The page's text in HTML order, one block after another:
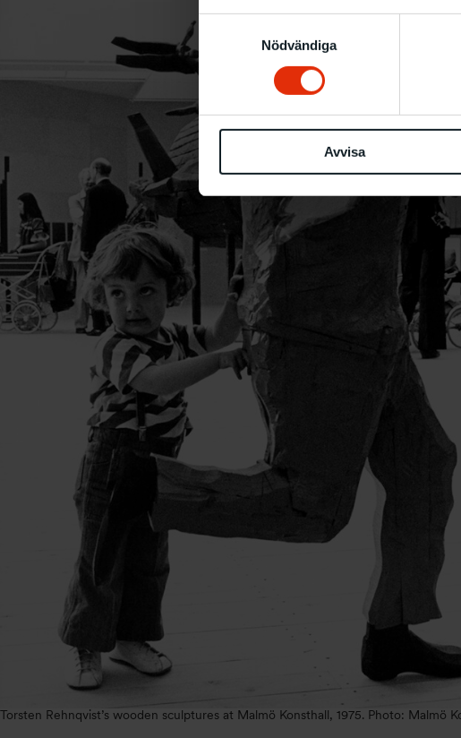
Nödvändiga
Avvisa
Torsten Rehnqvist’s wooden sculptures at Malmö Konsthall, 1975. Photo: Malmö